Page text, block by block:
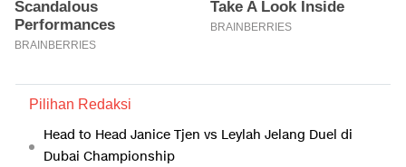
Pilihan Redaksi
Head to Head Janice Tjen vs Leylah Jelang Duel di
Dubai Championship